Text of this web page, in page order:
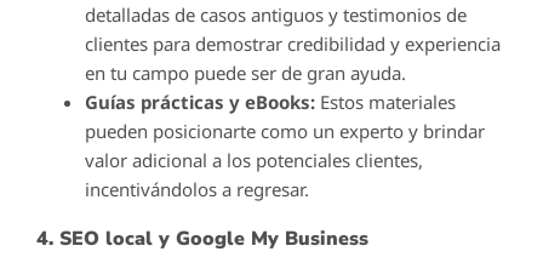
detalladas de casos antiguos y testimonios de
clientes para demostrar credibilidad y experiencia
en tu campo puede ser de gran ayuda.
Guías prácticas y eBooks: Estos materiales
pueden posicionarte como un experto y brindar
valor adicional a los potenciales clientes,
incentivándolos a regresar.
4. SEO local y Google My Business